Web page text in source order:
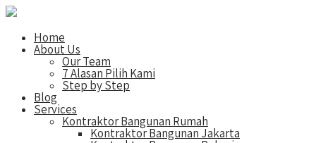
Home
About Us
Our Team
7 Alasan Pilih Kami
Step by Step
Blog
Services
Kontraktor Bangunan Rumah
Kontraktor Bangunan Jakarta